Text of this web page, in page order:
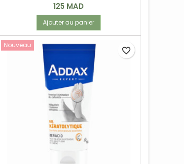
Prix
125 MAD
Ajouter au panier
Nouveau
favorite_border